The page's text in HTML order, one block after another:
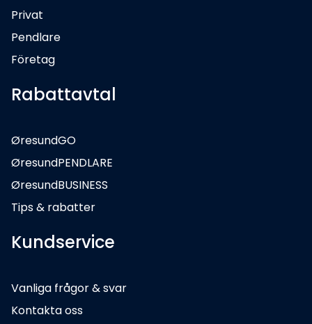
Privat
Pendlare
Företag
Rabattavtal
ØresundGO
ØresundPENDLARE
ØresundBUSINESS
Tips & rabatter
Kundservice
Vanliga frågor & svar
Kontakta oss